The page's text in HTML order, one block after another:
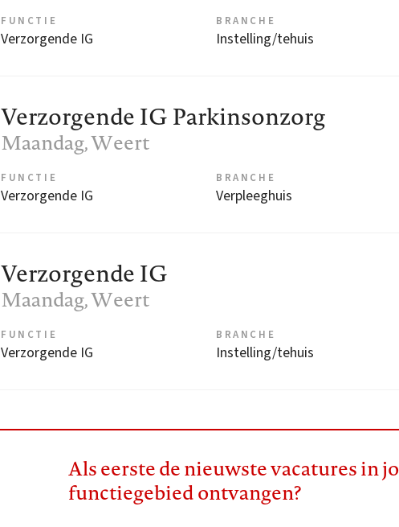
FUNCTIE
Verzorgende IG
BRANCHE
Instelling/tehuis
Verzorgende IG Parkinsonzorg
Maandag, Weert
FUNCTIE
Verzorgende IG
BRANCHE
Verpleeghuis
Verzorgende IG
Maandag, Weert
FUNCTIE
Verzorgende IG
BRANCHE
Instelling/tehuis
Als eerste de nieuwste vacatures in
functiegebied ontvangen?